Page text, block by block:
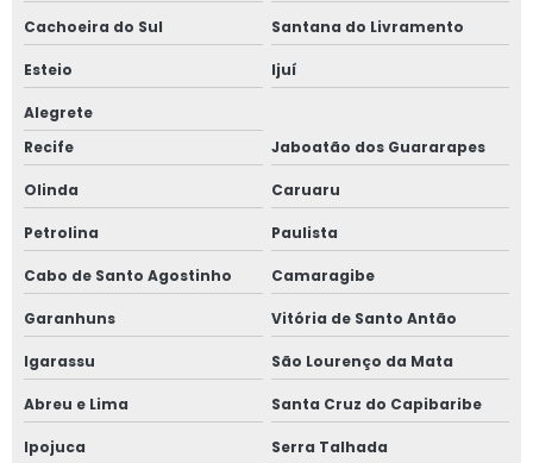
Cachoeira do Sul Santana do Livramento
Esteio Ijuí
Alegrete
Recife
Jaboatão dos Guararapes
Olinda Caruaru
Petrolina Paulista
Cabo de Santo Agostinho Camaragibe
Garanhuns Vitória de Santo Antão
Igarassu São Lourenço da Mata
Abreu e Lima Santa Cruz do Capibaribe
Ipojuca Serra Talhada